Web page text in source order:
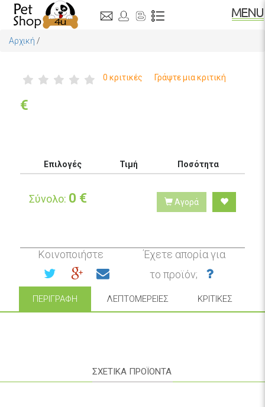
Αρχική /
0 κριτικές Γράψτε μια κριτική
€
Επιλογές Τιμή Ποσότητα
Σύνολο: 0 € Αγορά
Κοινοποιήστε
Έχετε απορία για
το προϊόν;
ΠΕΡΙΓΡΑΦΉ ΛΕΠΤΟΜΈΡΕΙΕΣ ΚΡΙΤΙΚΈΣ
ΣΧΕΤΙΚΑ ΠΡΟΪΟΝΤΑ